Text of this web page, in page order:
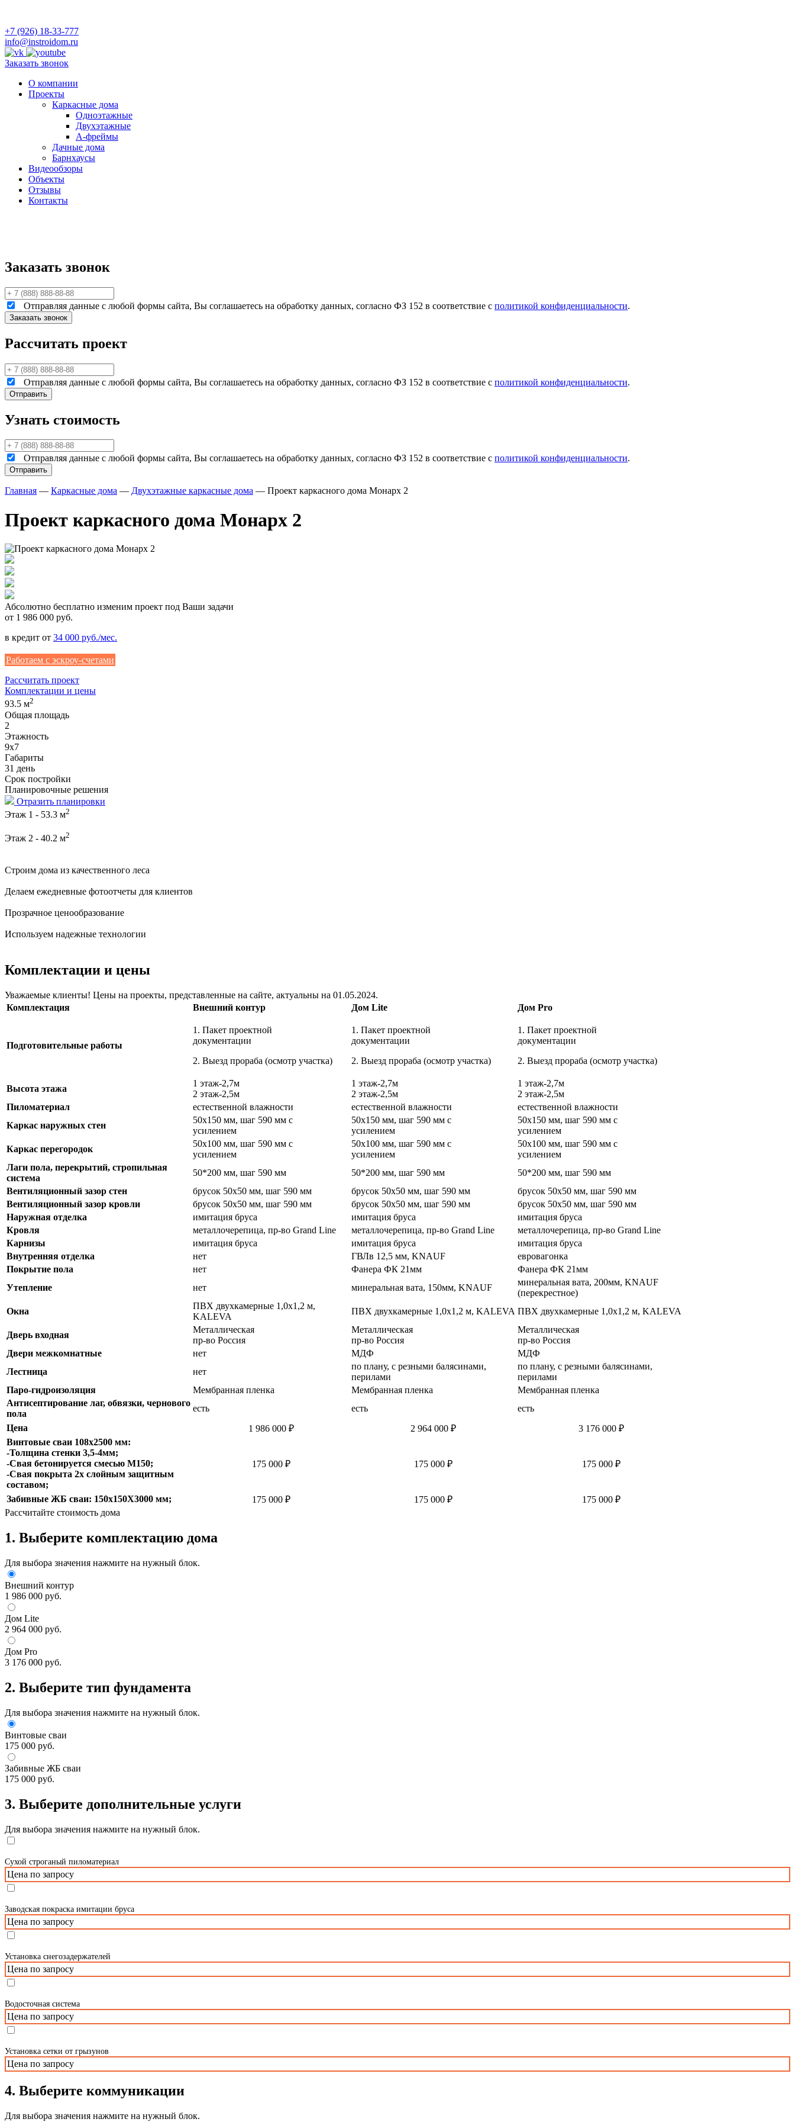
+7 (926) 18-33-777
info@instroidom.ru
Заказать звонок
О компании
Проекты
Каркасные дома
Одноэтажные
Двухэтажные
А-фреймы
Дачные дома
Барнхаусы
Видеообзоры
Объекты
Отзывы
Контакты
Заказать звонок
Отправляя данные с любой формы сайта, Вы соглашаетесь на обработку данных, согласно ФЗ 152 в соответствие с политикой конфиденциальности.
Рассчитать проект
Отправляя данные с любой формы сайта, Вы соглашаетесь на обработку данных, согласно ФЗ 152 в соответствие с политикой конфиденциальности.
Узнать стоимость
Отправляя данные с любой формы сайта, Вы соглашаетесь на обработку данных, согласно ФЗ 152 в соответствие с политикой конфиденциальности.
Главная — Каркасные дома — Двухэтажные каркасные дома — Проект каркасного дома Монарх 2
Проект каркасного дома Монарх 2
Абсолютно бесплатно изменим проект под Ваши задачи
от 1 986 000 руб.
в кредит от 34 000 руб./мес.
Работаем с эскроу-счетами
Рассчитать проект
Комплектации и цены
93.5 м2
Общая площадь
2
Этажность
9х7
Габариты
31 день
Срок постройки
Планировочные решения
Отразить планировки
Этаж 1 - 53.3 м2
Этаж 2 - 40.2 м2
Строим дома из качественного леса
Делаем ежедневные фотоотчеты для клиентов
Прозрачное ценообразование
Используем надежные технологии
Комплектации и цены
Уважаемые клиенты! Цены на проекты, представленные на сайте, актуальны на 01.05.2024.
Комплектация
Внешний контур Дом Lite Дом Pro
Подготовительные работы
1. Пакет проектной
документации
2. Выезд прораба (осмотр участка)
1. Пакет проектной
документации
2. Выезд прораба (осмотр участка)
1. Пакет проектной
документации
2. Выезд прораба (осмотр участка)
Высота этажа
1 этаж-2,7м
2 этаж-2,5м
1 этаж-2,7м
2 этаж-2,5м
1 этаж-2,7м
2 этаж-2,5м
Пиломатериал
естественной влажности естественной влажности
естественной влажности
Каркас наружных стен
50х150 мм, шаг 590 мм с
усилением
50х150 мм, шаг 590 мм с
усилением
50х150 мм, шаг 590 мм с
усилением
Каркас перегородок
50х100 мм, шаг 590 мм с
усилением
50х100 мм, шаг 590 мм с
усилением
50х100 мм, шаг 590 мм с
усилением
Лаги пола, перекрытий, стропильная
система
50*200 мм, шаг 590 мм 50*200 мм, шаг 590 мм
50*200 мм, шаг 590 мм
Вентиляционный зазор стен
брусок 50х50 мм, шаг 590 мм брусок 50х50 мм, шаг 590 мм
брусок 50х50 мм, шаг 590 мм
Вентиляционный зазор кровли
брусок 50х50 мм, шаг 590 мм брусок 50х50 мм, шаг 590 мм
брусок 50х50 мм, шаг 590 мм
Наружная отделка
имитация бруса имитация бруса
имитация бруса
Кровля
металлочерепица, пр-во Grand Line металлочерепица, пр-во Grand Line
металлочерепица, пр-во Grand Line
Карнизы
имитация бруса имитация бруса
имитация бруса
Внутренняя отделка
нет ГВЛв 12,5 мм, KNAUF
евровагонка
Покрытие пола
нет Фанера ФК 21мм
Фанера ФК 21мм
Утепление
нет минеральная вата, 150мм, KNAUF
минеральная вата, 200мм, KNAUF
(перекрестное)
Окна
ПВХ двухкамерные 1,0х1,2 м,
KALEVA
ПВХ двухкамерные 1,0х1,2 м, KALEVA ПВХ двухкамерные 1,0х1,2 м, KALEVA
Дверь входная
Металлическая
пр-во Россия
Металлическая
пр-во Россия
Металлическая
пр-во Россия
Двери межкомнатные
нет МДФ
МДФ
Лестница
нет
по плану, с резными балясинами,
перилами
по плану, с резными балясинами,
перилами
Паро-гидроизоляция
Мембранная пленка Мембранная пленка
Мембранная пленка
Антисептирование лаг, обвязки, чернового
пола
есть есть
есть
Цена
1 986 000 ₽ 2 964 000 ₽
3 176 000 ₽
Винтовые сваи 108х2500 мм:
-Толщина стенки 3,5-4мм;
-Свая бетонируется смесью М150;
-Свая покрыта 2х слойным защитным
составом;
175 000 ₽ 175 000 ₽ 175 000 ₽
Забивные ЖБ сваи: 150х150Х3000 мм; 175 000 ₽ 175 000 ₽
175 000 ₽
Рассчитайте стоимость дома
1. Выберите комплектацию дома
Для выбора значения нажмите на нужный блок.
Внешний контур
1 986 000 руб.
Дом Lite
2 964 000 руб.
Дом Pro
3 176 000 руб.
2. Выберите тип фундамента
Для выбора значения нажмите на нужный блок.
Винтовые сваи
175 000 руб.
Забивные ЖБ сваи
175 000 руб.
3. Выберите дополнительные услуги
Для выбора значения нажмите на нужный блок.
Сухой строганый пиломатериал
Цена по запросу
Заводская покраска имитации бруса
Цена по запросу
Установка снегозадержателей
Цена по запросу
Водосточная система
Цена по запросу
Установка сетки от грызунов
Цена по запросу
4. Выберите коммуникации
Для выбора значения нажмите на нужный блок.